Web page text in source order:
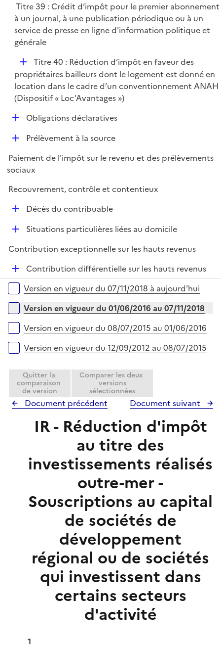
i
e
r
Titre 39 : Crédit d’impôt pour le premier abonnement
à un journal, à une publication périodique ou à un
service de presse en ligne d'information politique et
générale
D
é
p
l
e
r
Titre 40 : Réduction d’impôt en faveur des
propriétaires bailleurs dont le logement est donné en
location dans le cadre d’un conventionnement ANAH
(Dispositif « Loc’Avantages »)
D
i
e
r
Obligations déclaratives
D
p
l
i
Prélèvement à la source
Paiement de l'impôt sur le revenu et des prélèvements
sociaux
Recouvrement, contrôle et contentieux
D
i
r
Décès du contribuable
D
p
i
e
Situations particulières liées au domicile
Contribution exceptionnelle sur les hauts revenus
D
é
p
e
Contribution différentielle sur les hauts revenus
Versions sur la période
Version en vigueur du 07/11/2018 à aujourd'hui
Version en vigueur du 01/06/2016 au 07/11/2018
Version en vigueur du 08/07/2015 au 01/06/2016
Version en vigueur du 12/09/2012 au 08/07/2015
Quitter la
comparaison
de version
Comparer les deux
versions
sélectionnées
Document précédent Document suivant
IR - Réduction d'impôt
au titre des
investissements réalisés
outre-mer -
Souscriptions au capital
de sociétés de
développement
régional ou de sociétés
qui investissent dans
certains secteurs
d'activité
1